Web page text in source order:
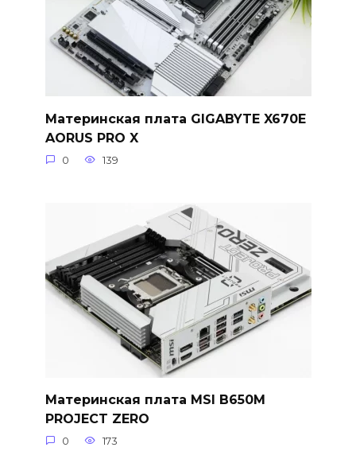
Материнская плата GIGABYTE X670E
AORUS PRO X
0 139
Материнская плата MSI B650M
PROJECT ZERO
0 173